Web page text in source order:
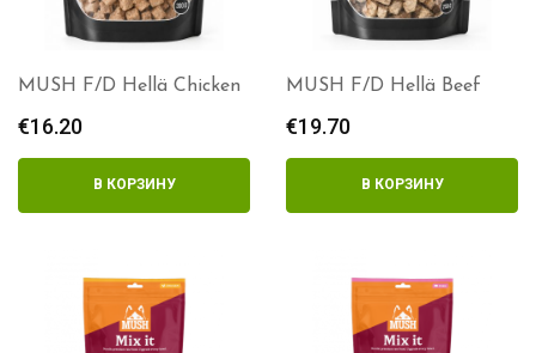
MUSH F/D Hellä Chicken
€16.20
В КОРЗИНУ
MUSH F/D Hellä Beef
€19.70
В КОРЗИНУ